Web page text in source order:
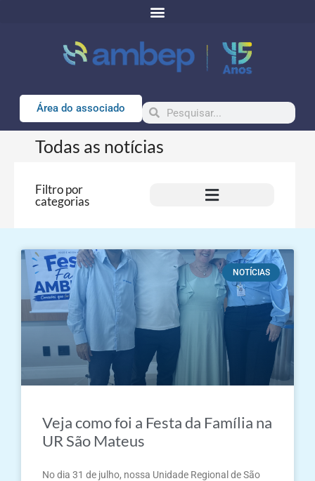
Área do associado
Todas as notícias
Filtro por
categorias
NOTÍCIAS
Veja como foi a Festa da Família na
UR São Mateus
No dia 31 de julho, nossa Unidade Regional de São